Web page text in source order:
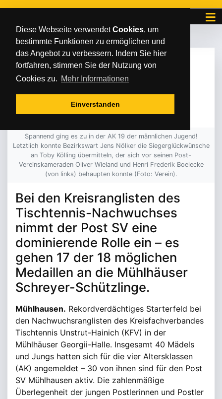
Diese Webseite verwendetCookies, um
bestimmte Funktionen zu ermöglichen und
das Angebot zu verbessern. Indem Sie hier
fortfahren, stimmen Sie der Nutzung von
Cookies zu. Mehr Informationen
Einverstanden
MITTWOCH Mai 2023
DOPPELTER TITEL FÜR
TOBY KÖLLING
Spannend ging es zu in der AK 19 der männlichen Jugend!
Letztlich konnte Bezirkswart Jens Nölker die Siegerglückwünsche
an Toby Kölling übermitteln, der sich vor seinen Post-
Vereinskameraden Oliver Wieland und Henri Frederik Boelecke
(von links) behaupten konnte (Foto: Verein).
Bei den Kreisranglisten des
Tischtennis-Nachwuchses
nimmt der Post SV eine
dominierende Rolle ein – es
gehen 17 der 18 möglichen
Medaillen an die Mühlhäuser
Schreyer-Schützlinge.
Mühlhausen. Rekordverdächtiges Starterfeld bei
den Nachwuchsranglisten des Kreisfachverbandes
Tischtennis Unstrut-Hainich (KFV) in der
Mühlhäuser Georgii-Halle. Insgesamt 40 Mädels
und Jungs hatten sich für die vier Altersklassen
(AK) angemeldet – 30 von ihnen sind für den Post
SV Mühlhausen aktiv. Die zahlenmäßige
Überlegenheit der jungen Postlerinnen und Postler